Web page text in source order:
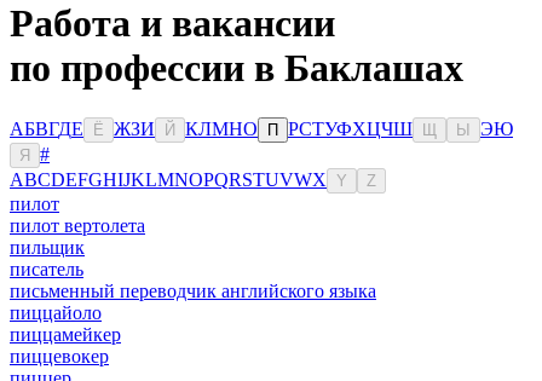
Работа и вакансии
по профессии в Баклашах
АБВГДЕ Ё ЖЗИ Й КЛМНО П РСТУФХЦЧШ Ы ЭЮ
Я
#
ABCDEFGHIJKLMNOPQRSTUVWX Y Z
пилот
пилот вертолета
пильщик
писатель
письменный переводчик английского языка
пиццайоло
пиццамейкер
пиццевокер